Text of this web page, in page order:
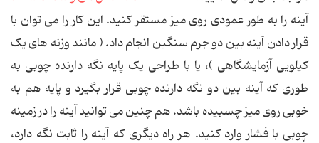
آینه را به طور عمودی روی میز مستقر کنید. این کار را می توان با
قرار دادن آینه بین دو جرم سنگین انجام داد. ( مانند وزنه های یک
کیلویی آزمایشگاهی )، یا با طراحی یک پایه نگه دارنده چوبی به
طوری که آینه بین دو نگه دارنده چوبی قرار بگیرد و پایه هم به
خوبی روی میز چسبیده باشد. هم چنین می توانید آینه را در زمینه
چوبی با فشار وارد کنید. هر راه دیگری که آینه را ثابت نگه دارد،